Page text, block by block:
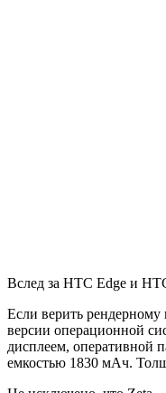
Вслед за HTC Edge и
Если верить
версии операционной
дисплеем, оперативной
емкостью 1830 мАч.